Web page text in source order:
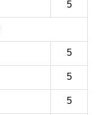
5
5
5
5